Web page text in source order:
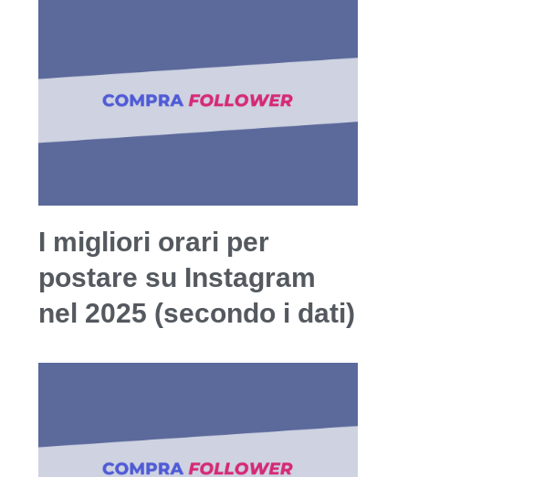
I migliori orari per
postare su Instagram
nel 2025 (secondo i dati)